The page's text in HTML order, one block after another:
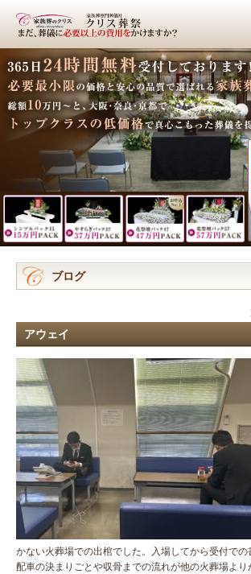
ブログ
アウェイ
かない火葬場での出棺でした。入場してから受付で
配車の決まりごとや収骨までの流れが他の火葬場よ